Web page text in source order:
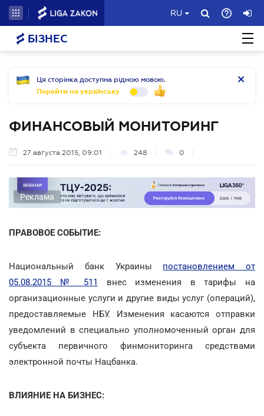
RU
БІЗНЕС
Ця сторінка доступна рідною мовою.
Перейти на українську
ФИНАНСОВЫЙ МОНИТОРИНГ
27 августа 2015, 09:01 248 0
Реклама
ПРАВОВОЕ СОБЫТИЕ:
Национальный банк Украины постановлением от
05.08.2015 № 511
внес изменения в тарифы на
организационные услуги и другие виды услуг (операций),
предоставляемые НБУ. Изменения касаются отправки
уведомлений в специально уполномоченный орган для
субъекта первичного финмониторинга средствами
электронной почты Нацбанка.
ВЛИЯНИЕ НА БИЗНЕС: